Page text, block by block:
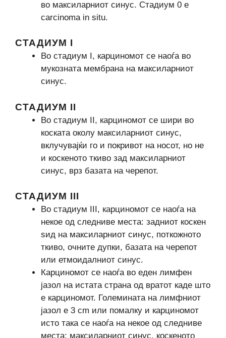
во максиларниот синус. Стадиум 0 е
carcinoma in situ.
СТАДИУМ I
Во стадиум I, карциномот се наоѓа во
мукозната мембрана на максиларниот
синус.
СТАДИУМ II
Во стадиум II, карциномот се шири во
коската околу максиларниот синус,
вклучувајќи го и покривот на носот, но не
и коскеното ткиво зад максиларниот
синус, врз базата на черепот.
СТАДИУМ III
Во стадиум III, карциномот се наоѓа на
некое од следниве места: задниот коскен
ѕид на максиларниот синус, поткожното
ткиво, очните дупки, базата на черепот
или етмоидалниот синус.
Карциномот се наоѓа во еден лимфен
јазол на истата страна од вратот каде што
е карциномот. Големината на лимфниот
јазол е 3 cm или помалку и карциномот
исто така се наоѓа на некое од следниве
места: максиларниот синус, коскеното